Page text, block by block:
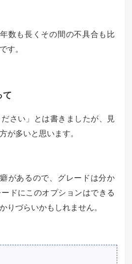
数も長くその間の不具合も比
す。
て
ださい」とは書きましたが、見
が多いと思います。
があるので、グレードは分か
ドにこのオプションはできる
りづらいかもしれません。